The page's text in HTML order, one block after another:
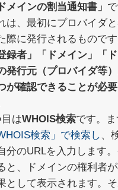
メインの割当通知書」 で
は、最初にプロバイダ
際に発行されるものです
録者」「ドメイン」「
発行元（プロバイダ等
が確認できることが必要
はWHOIS検索です。ま
検索」で検索し 、
分のURLを入力します。
と、ドメインの権利者
として表示されます。